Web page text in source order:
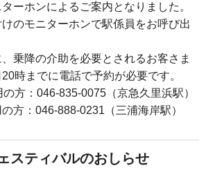
ーホンによるご案内となりました。
のモニターホンで駅係員をお呼び出
乗降の介助を必要とされるお客さま
時までに電話で予約が必要です。
方：046-835-0075（京急久里浜駅）
方：046-888-0231（三浦海岸駅）
スティバルのおしらせ